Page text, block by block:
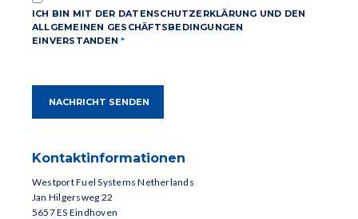
ICH BIN MIT DER DATENSCHUTZERKLÄRUNG UND DEN
ALLGEMEINEN GESCHÄFTSBEDINGUNGEN
EINVERSTANDEN
Kontaktinformationen
Westport Fuel Systems Netherlands
Jan Hilgersweg 22
5657 ES Eindhoven